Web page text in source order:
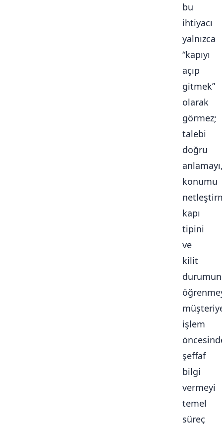
bu
ihtiyacı
yalnızca
“kapıyı
açıp
gitmek”
olarak
görmez;
talebi
doğru
konumu
kapı
tipini
ve
kilit
işlem
şeffaf
bilgi
vermeyi
temel
süreç